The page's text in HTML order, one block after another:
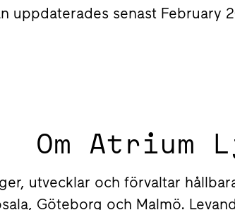
uppdaterades senast February
Om Atrium
utvecklar och förvaltar
Göteborg och Malmö.